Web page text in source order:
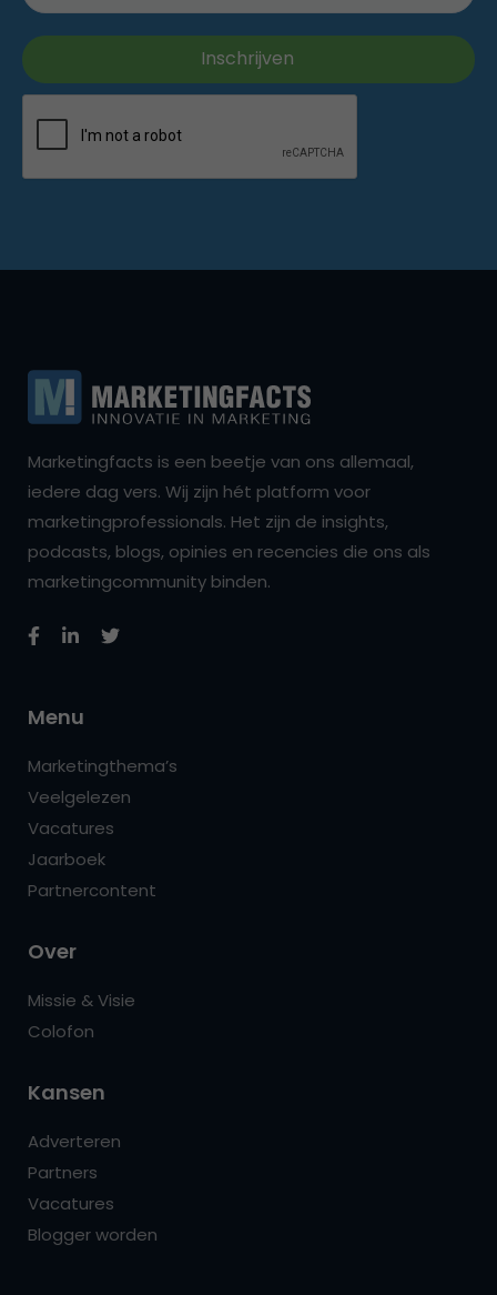
Marketingfacts is een beetje van ons allemaal,
iedere dag vers. Wij zijn hét platform voor
marketingprofessionals. Het zijn de insights,
podcasts, blogs, opinies en recencies die ons als
marketingcommunity binden.
Menu
Marketingthema’s
Veelgelezen
Vacatures
Jaarboek
Partnercontent
Over
Missie & Visie
Colofon
Kansen
Adverteren
Partners
Vacatures
Blogger worden